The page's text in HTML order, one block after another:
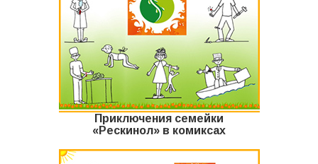
Приключения семейки
«Рескинол» в комиксах